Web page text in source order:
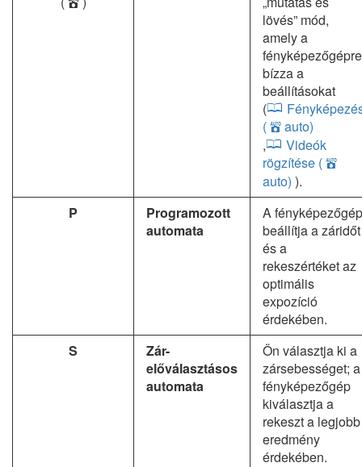
b
lövés” mód,
amely a
fényképezőgépre
bízza a
beállításokat
(
( b auto)
,
Videók
rögzítése ( b
auto) ).
P
Programozott
automata
A fényképezőgép
beállítja a záridőt
és a
rekeszértéket az
optimális
expozíció
érdekében.
S
Zár-
előválasztásos
automata
Ön választja ki a
zársebességet; a
fényképezőgép
kiválasztja a
rekeszt a legjobb
eredmény
érdekében.